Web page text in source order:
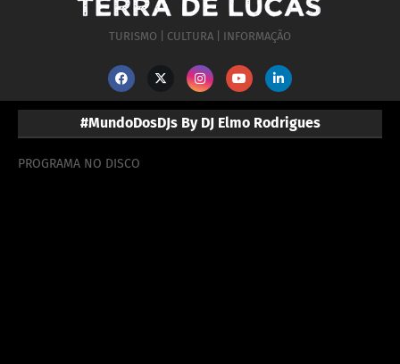
TURISMO | CULTURA | INFORMAÇÃO
#MundoDosDJs By DJ Elmo Rodrigues
PROGRAMA NO DISCO